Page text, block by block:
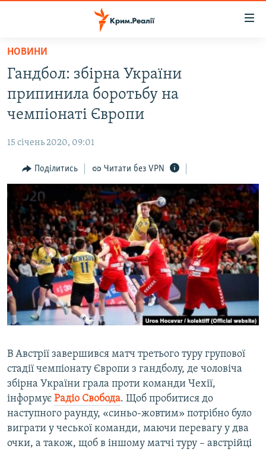
Перейти
основного
матеріалу
Перейти
основної
Перейти
до
пошуку
НОВИНИ
ВОДА.КРИМ
ВІДЕО ТА ФОТО
БЛОГИ
ПОГЛЯД
ІНТЕРВ'Ю
ВСЕ ЗА ДЕНЬ
СПЕЦПРОЕКТИ
ДЕПОРТАЦІЯ
ВІДЕОУРОКИ «ELIFBE»
СВІДЧЕННЯ ОКУПАЦІЇ
УКРАЇНСЬКА ПРОБЛЕМА КРИМУ
ЯК ОБІЙТИ БЛОКУВАННЯ
Русский
Qırımtatar
Усі сайти RFE/RL
НОВИНИ
Гандбол: збірна України
припинила боротьбу на
чемпіонаті Європи
15 січень 2020, 09:01
Поділитись Читати без VPN
В Австрії завершився матч третього туру групової
стадії чемпіонату Європи з гандболу, де чоловіча
збірна України грала проти команди Чехії,
інформує Радіо Свобода. Щоб пробитися до
наступного раунду, «синьо-жовтим» потрібно було
виграти у чеської команди, маючи перевагу у два
очки, а також, щоб в іншому матчі туру – австрійці